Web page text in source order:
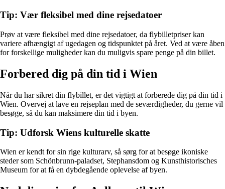
Tip: Vær fleksibel med dine rejsedatoer
Prøv at være fleksibel med dine rejsedatoer, da flybilletpriser kan
variere afhængigt af ugedagen og tidspunktet på året. Ved at være åben
for forskellige muligheder kan du muligvis spare penge på din billet.
Forbered dig på din tid i Wien
Når du har sikret din flybillet, er det vigtigt at forberede dig på din tid i
Wien. Overvej at lave en rejseplan med de seværdigheder, du gerne vil
besøge, så du kan maksimere din tid i byen.
Tip: Udforsk Wiens kulturelle skatte
Wien er kendt for sin rige kulturarv, så sørg for at besøge ikoniske
steder som Schönbrunn-paladset, Stephansdom og Kunsthistorisches
Museum for at få en dybdegående oplevelse af byen.